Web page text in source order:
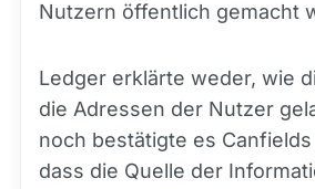
Nutzern öffentlich gemacht
Ledger erklärte weder, wie
die Adressen der Nutzer
noch bestätigte es
dass die Quelle der